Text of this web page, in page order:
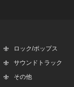
ロック/ポップス
サウンドトラック
その他